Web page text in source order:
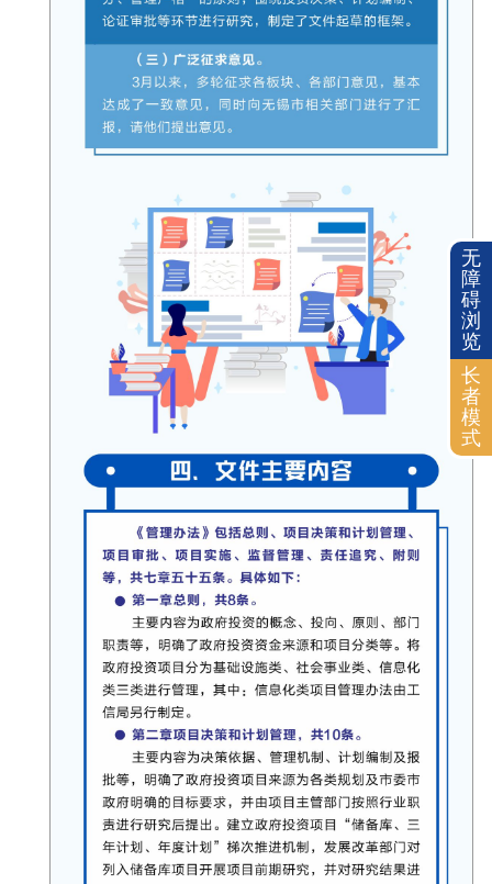
无
障
碍
浏
览
长
者
模
式